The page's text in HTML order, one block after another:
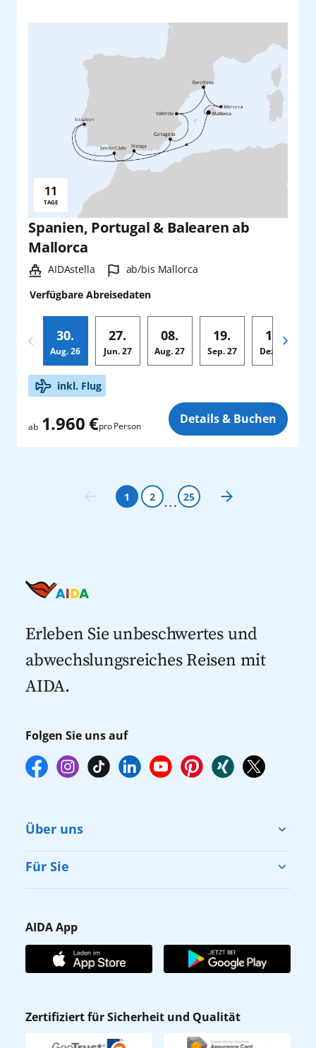
Spanien, Portugal & Balearen ab
Mallorca
Schiff:
AIDAstella Hafen:
ab/bis Mallorca
Verfügbare Abreisedaten
30.
Aug. 26
27.
Jun.27
08.
Aug. 27
19.
Sep.27
12.
Dez.
Reisedauer:
11
TAGE
Zusatzinkl. Flug
ab 1.960 €pro Person Details & Buchen
1 2 25
Erleben Sie unbeschwertes und
abwechslungsreiches Reisen mit
AIDA.
Folgen Sie uns auf
Über uns
Cruise & Help
Karriere
Affiliateprogramm
Verhaltens- & Ethikkodex
Für Sie
Gästefragebogen
AIDA Club
AIDA App
AIDA App
Zertifiziert für Sicherheit und Qualität